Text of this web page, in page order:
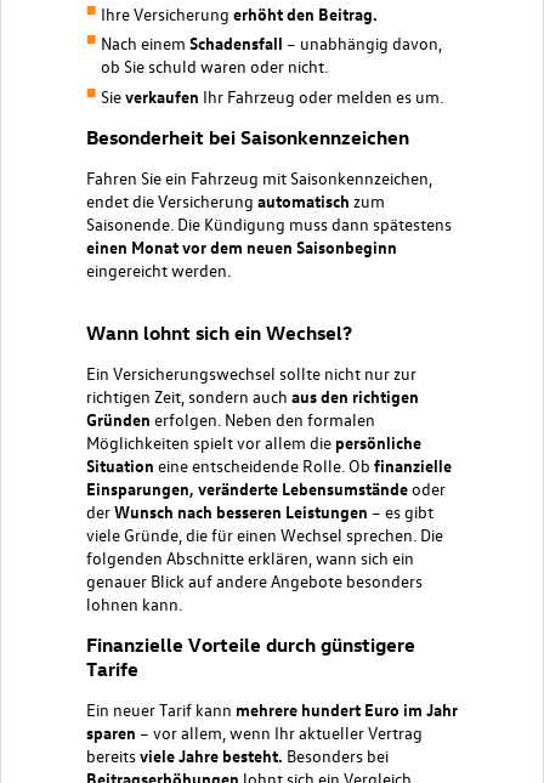
Ihre Versicherung erhöht den Beitrag.
Nach einem Schadensfall – unabhängig davon,
ob Sie schuld waren oder nicht.
Sieverkaufen Ihr Fahrzeug oder melden es um.
Besonderheit bei Saisonkennzeichen
Fahren Sie ein Fahrzeug mit Saisonkennzeichen,
endet die Versicherung automatisch zum
Saisonende. Die Kündigung muss dann spätestens
einen Monat vor dem neuen Saisonbeginn
eingereicht werden.
Wann lohnt sich ein Wechsel?
Ein Versicherungswechsel sollte nicht nur zur
richtigen Zeit, sondern auch aus den richtigen
Gründen erfolgen. Neben den formalen
Möglichkeiten spielt vor allem die persönliche
Situation eine entscheidende Rolle. Ob finanzielle
Einsparungen, veränderte Lebensumständeoder
derWunsch nach besseren Leistungen – es gibt
viele Gründe, die für einen Wechsel sprechen. Die
folgenden Abschnitte erklären, wann sich ein
genauer Blick auf andere Angebote besonders
lohnen kann.
Finanzielle Vorteile durch günstigere
Tarife
Ein neuer Tarif kann mehrere hundert Euro im Jahr
sparen – vor allem, wenn Ihr aktueller Vertrag
bereitsviele Jahre besteht. Besonders bei
Beitragserhöhungen